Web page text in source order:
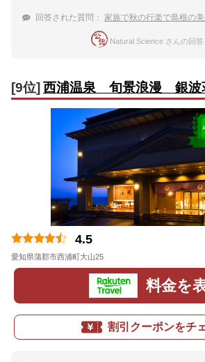
回答された質問： 家族で秋の行楽で島根の美又温泉へ！子連れ
Natural Science さんの回答
[9位] 西浦温泉 旬景浪漫 銀波
4.5
愛知県蒲郡市西浦町大山25
料金を
割引クーポンをチ